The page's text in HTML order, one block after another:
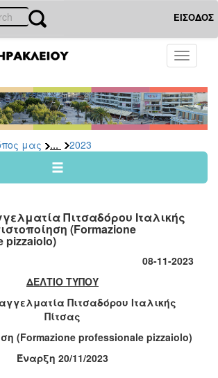
ΕΙΣΟΔΟΣ
Toggle
μας ... 2023
Πιτσαδόρου Ιταλικής
(Formazione
pizzaiolo)
08-11-2023
ΔΕΛΤΙΟ ΤΥΠΟΥ
Πιτσαδόρου Ιταλικής
Πίτσας
(Formazione professionale pizzaiolo)
Έναρξη 20/11/2023